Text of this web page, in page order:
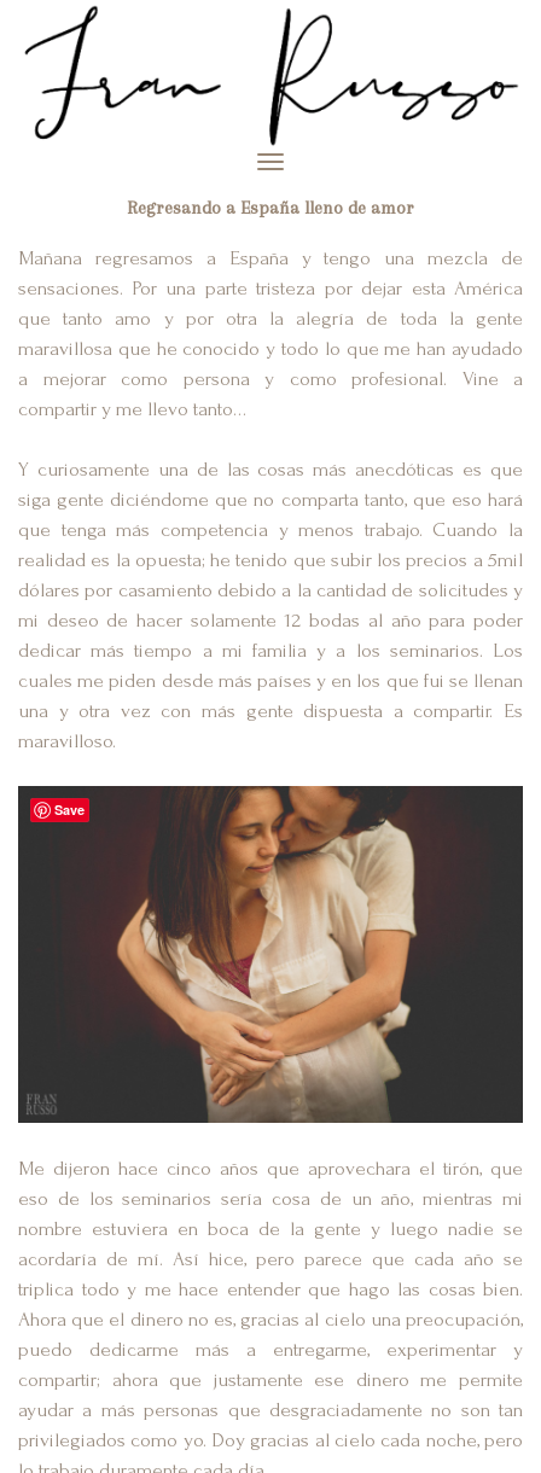
Toggle
Regresando a España lleno de amor
Mañana regresamos a España y tengo una mezcla de
sensaciones. Por una parte tristeza por dejar esta América
que tanto amo y por otra la alegría de toda la gente
maravillosa que he conocido y todo lo que me han ayudado
a mejorar como persona y como profesional. Vine a
compartir y me llevo tanto…
Y curiosamente una de las cosas más anecdóticas es que
siga gente diciéndome que no comparta tanto, que eso hará
que tenga más competencia y menos trabajo. Cuando la
realidad es la opuesta; he tenido que subir los precios a 5mil
dólares por casamiento debido a la cantidad de solicitudes y
mi deseo de hacer solamente 12 bodas al año para poder
dedicar más tiempo a mi familia y a los seminarios. Los
cuales me piden desde más países y en los que fui se llenan
una y otra vez con más gente dispuesta a compartir. Es
maravilloso.
Me dijeron hace cinco años que aprovechara el tirón, que
eso de los seminarios sería cosa de un año, mientras mi
nombre estuviera en boca de la gente y luego nadie se
acordaría de mí. Así hice, pero parece que cada año se
triplica todo y me hace entender que hago las cosas bien.
Ahora que el dinero no es, gracias al cielo una preocupación,
puedo dedicarme más a entregarme, experimentar y
compartir; ahora que justamente ese dinero me permite
ayudar a más personas que desgraciadamente no son tan
privilegiados como yo. Doy gracias al cielo cada noche, pero
Save